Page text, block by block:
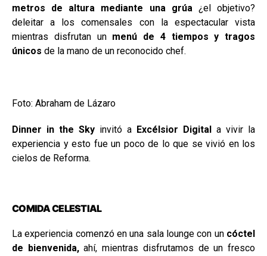
metros de altura mediante una grúa ¿el objetivo?
deleitar a los comensales con la espectacular vista
mientras disfrutan un menú de 4 tiempos y tragos
únicos de la mano de un reconocido chef.
Foto: Abraham de Lázaro
Dinner in the Sky invitó a Excélsior Digital a vivir la
experiencia y esto fue un poco de lo que se vivió en los
cielos de Reforma.
COMIDA CELESTIAL
La experiencia comenzó en una sala lounge con un cóctel
de bienvenida,ahí, mientras disfrutamos de un fresco